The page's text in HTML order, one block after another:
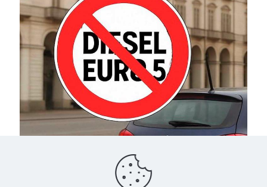
Diesel Euro 5: da ottobre lo stop alla circolazione in
quattro regioni. Le auto interessate e cosa fare